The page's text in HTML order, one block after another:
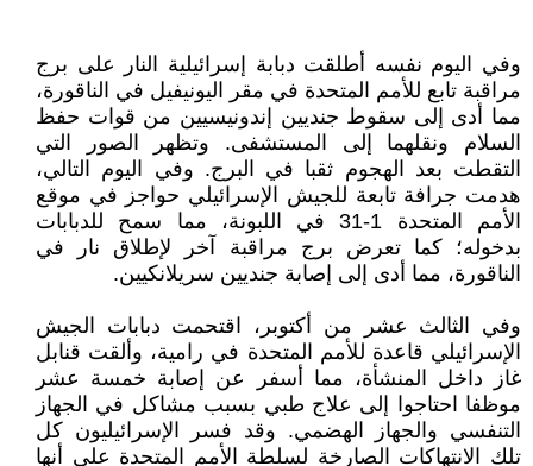
وفي اليوم نفسه أطلقت دبابة إسرائيلية النار على برج
مراقبة تابع للأمم المتحدة في مقر اليونيفيل في الناقورة،
مما أدى إلى سقوط جنديين إندونيسيين من قوات حفظ
السلام ونقلهما إلى المستشفى. وتظهر الصور التي
التقطت بعد الهجوم ثقبا في البرج. وفي اليوم التالي،
هدمت جرافة تابعة للجيش الإسرائيلي حواجز في موقع
الأمم المتحدة 1-31 في اللبونة، مما سمح للدبابات
بدخوله؛ كما تعرض برج مراقبة آخر لإطلاق نار في
الناقورة، مما أدى إلى إصابة جنديين سريلانكيين.
وفي الثالث عشر من أكتوبر، اقتحمت دبابات الجيش
الإسرائيلي قاعدة للأمم المتحدة في رامية، وألقت قنابل
غاز داخل المنشأة، مما أسفر عن إصابة خمسة عشر
موظفا احتاجوا إلى علاج طبي بسبب مشاكل في الجهاز
التنفسي والجهاز الهضمي. وقد فسر الإسرائيليون كل
تلك الانتهاكات الصارخة لسلطة الأمم المتحدة على أنها